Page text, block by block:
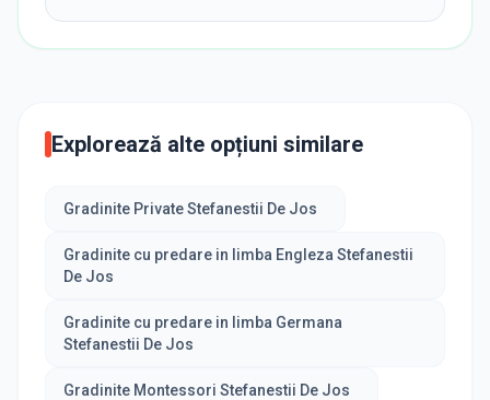
Explorează alte opțiuni similare
Gradinite Private Stefanestii De Jos
Gradinite cu predare in limba Engleza Stefanestii
De Jos
Gradinite cu predare in limba Germana
Stefanestii De Jos
Gradinite Montessori Stefanestii De Jos